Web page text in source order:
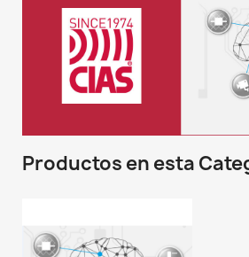
Productos en esta